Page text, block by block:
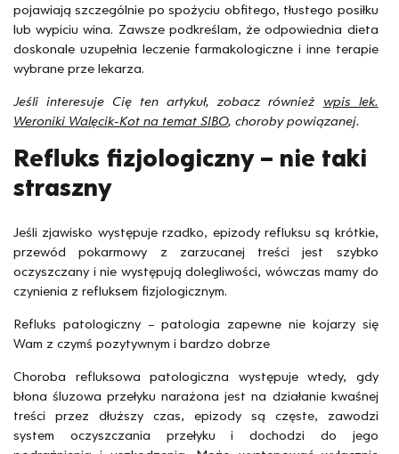
pojawiają szczególnie po spożyciu obfitego, tłustego posiłku
lub wypiciu wina. Zawsze podkreślam, że odpowiednia dieta
doskonale uzupełnia leczenie farmakologiczne i inne terapie
wybrane prze lekarza.
Jeśli interesuje Cię ten artykuł, zobacz również wpis lek.
Weroniki Walęcik-Kot na temat SIBO, choroby powiązanej.
Refluks fizjologiczny – nie taki
straszny
Jeśli zjawisko występuje rzadko, epizody refluksu są krótkie,
przewód pokarmowy z zarzucanej treści jest szybko
oczyszczany i nie występują dolegliwości, wówczas mamy do
czynienia z refluksem fizjologicznym.
Refluks patologiczny – patologia zapewne nie kojarzy się
Wam z czymś pozytywnym i bardzo dobrze
Choroba refluksowa patologiczna występuje wtedy, gdy
błona śluzowa przełyku narażona jest na działanie kwaśnej
treści przez dłuższy czas, epizody są częste, zawodzi
system oczyszczania przełyku i dochodzi do jego